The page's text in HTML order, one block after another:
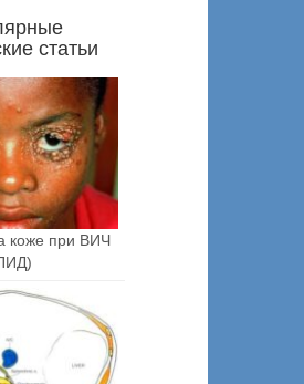
статьи
коже при ВИЧ